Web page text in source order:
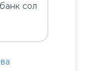
сол